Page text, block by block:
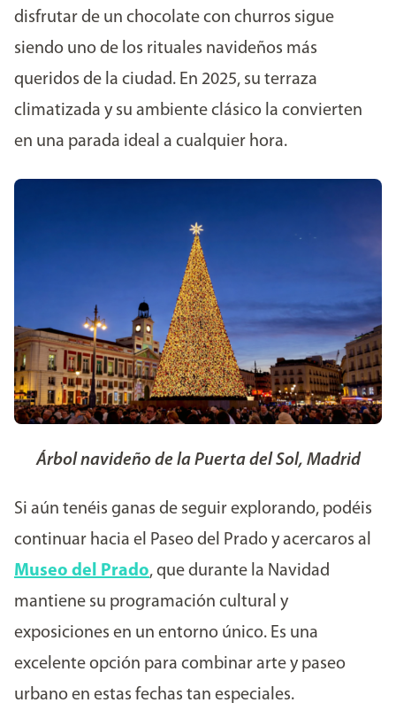
disfrutar de un chocolate con churros sigue
siendo uno de los rituales navideños más
queridos de la ciudad. En 2025, su terraza
climatizada y su ambiente clásico la convierten
en una parada ideal a cualquier hora.
Árbol navideño de la Puerta del Sol, Madrid
Si aún tenéis ganas de seguir explorando, podéis
continuar hacia el Paseo del Prado y acercaros al
Museo del Prado, que durante la Navidad
mantiene su programación cultural y
exposiciones en un entorno único. Es una
excelente opción para combinar arte y paseo
urbano en estas fechas tan especiales.